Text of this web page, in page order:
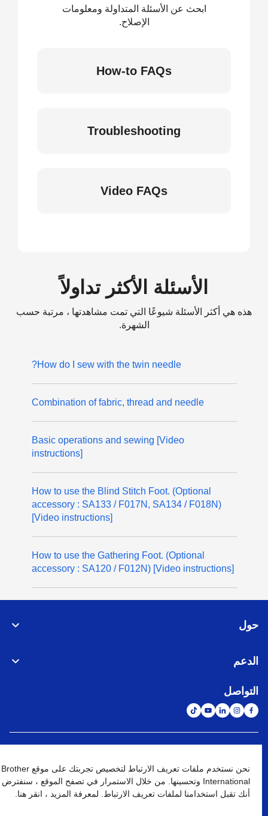
ابحث عن الأسئلة المتداولة ومعلومات
الإصلاح.
How-to FAQs
Troubleshooting
Video FAQs
الأسئلة الأكثر تداولاً
هذه هي أكثر الأسئلة شيوعًا التي تمت مشاهدتها ، مرتبة حسب
الشهرة.
How do I sew with the twin needle?
Combination of fabric, thread and needle
Basic operations and sewing [Video
instructions]
How to use the Blind Stitch Foot. (Optional
accessory : SA133 / F017N, SA134 / F018N)
[Video instructions]
How to use the Gathering Foot. (Optional
accessory : SA120 / F012N) [Video instructions]
حول
الدعم
التواصل
نهج الخصوصية شروط الإستخدام خريطة الموقع الإنتقال إلى الموقع العالمي
نحن نستخدم ملفات تعريف الارتباط لتخصيص تجربتك على موقع Brother
International وتحسينها. من خلال الاستمرار في تصفح الموقع ، سنفترض
أنك تقبل استخدامنا لملفات تعريف الارتباط. لمعرفة المزيد ، انقر هنا.